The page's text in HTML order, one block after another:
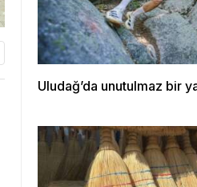
Uludağ’da unutulmaz bir